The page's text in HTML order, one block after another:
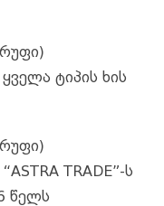
ტიპის ხის
TRADE”-ს
წელს